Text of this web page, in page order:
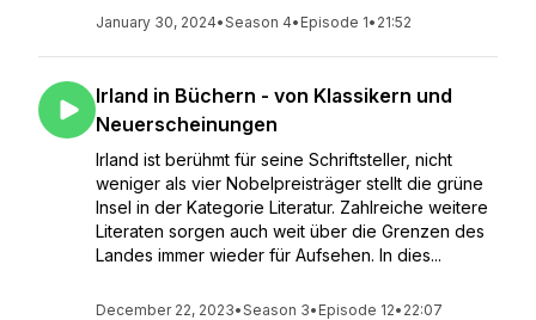
January 30, 2024•Season 4• Episode 1• 21:52
Irland in Büchern - von Klassikern und
Neuerscheinungen
Irland ist berühmt für seine Schriftsteller, nicht
weniger als vier Nobelpreisträger stellt die grüne
Insel in der Kategorie Literatur. Zahlreiche weitere
Literaten sorgen auch weit über die Grenzen des
Landes immer wieder für Aufsehen. In dies...
December 22, 2023•Season 3• Episode 12• 22:07